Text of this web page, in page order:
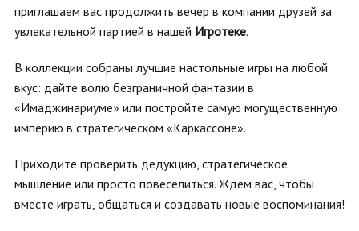
приглашаем вас продолжить вечер в компании друзей за
увлекательной партией в нашей Игротеке.
В коллекции собраны лучшие настольные игры на любой
вкус: дайте волю безграничной фантазии в
«Имаджинариуме» или постройте самую могущественную
империю в стратегическом «Каркассоне».
Приходите проверить дедукцию, стратегическое
мышление или просто повеселиться. Ждём вас, чтобы
вместе играть, общаться и создавать новые воспоминания!